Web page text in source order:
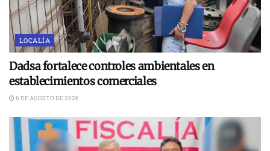
LOCALÍA
Dadsa fortalece controles ambientales en
establecimientos comerciales
6 DE AGOSTO DE 2026